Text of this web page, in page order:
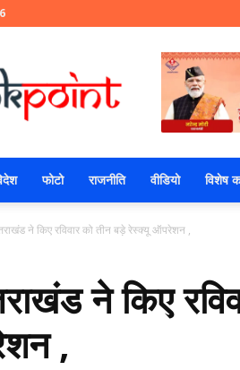
फोटो राजनीति वीडियो विशेष
ने किए रविवार को तीन बड़े रेस्क्यू ऑपरेशन ,
ने किए
,